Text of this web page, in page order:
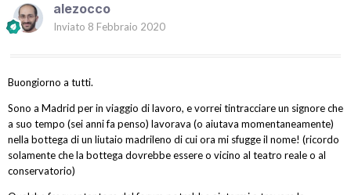
alezocco
Inviato 8 Febbraio 2020
Buongiorno a tutti.
Sono a Madrid per in viaggio di lavoro, e vorrei tintracciare un signore che
a suo tempo (sei anni fa penso) lavorava (o aiutava momentaneamente)
nella bottega di un liutaio madrileno di cui ora mi sfugge il nome! (ricordo
solamente che la bottega dovrebbe essere o vicino al teatro reale o al
conservatorio)